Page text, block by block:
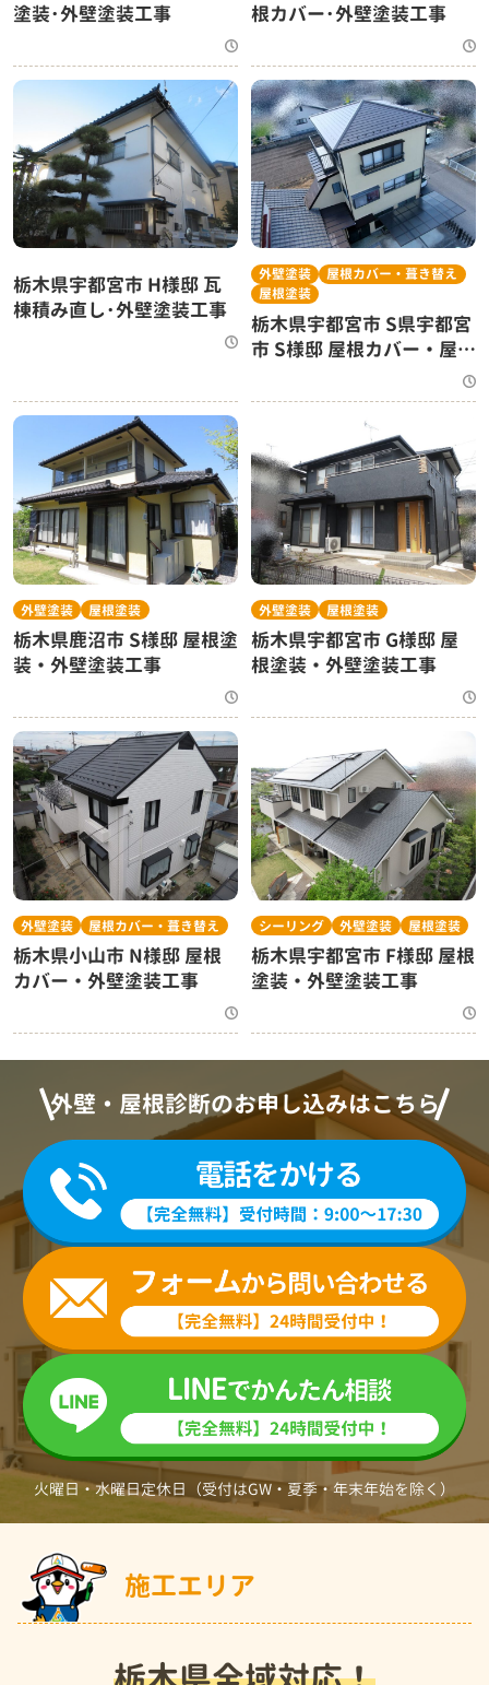
塗装･外壁塗装工事
根カバー･外壁塗装工事
栃木県宇都宮市 H様邸 瓦
棟積み直し･外壁塗装工事
外壁塗装
屋根カバー・葺き替え
屋根塗装
栃木県宇都宮市 S県宇都宮
市 S様邸 屋根カバー・屋根
外壁塗装 屋根塗装
栃木県鹿沼市 S様邸 屋根塗
装・外壁塗装工事
外壁塗装 屋根塗装
栃木県宇都宮市 G様邸 屋
根塗装・外壁塗装工事
外壁塗装 屋根カバー・葺き替え
栃木県小山市 N様邸 屋根
カバー・外壁塗装工事
シーリング 外壁塗装 屋根塗装
栃木県宇都宮市 F様邸 屋根
塗装・外壁塗装工事
外壁・屋根診断のお申し込みはこちら
火曜日・水曜日定休日（受付はGW・夏季・年末年始を除く）
施工エリア